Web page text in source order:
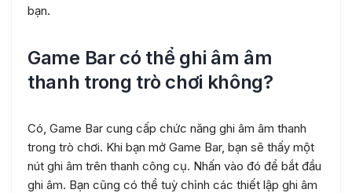
bạn.
Game Bar có thể ghi âm âm
thanh trong trò chơi không?
Có, Game Bar cung cấp chức năng ghi âm âm thanh
trong trò chơi. Khi bạn mở Game Bar, bạn sẽ thấy một
nút ghi âm trên thanh công cụ. Nhấn vào đó để bắt đầu
ghi âm. Bạn cũng có thể tuỳ chỉnh các thiết lập ghi âm